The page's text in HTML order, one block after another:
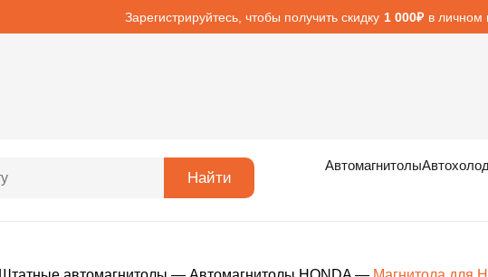
Зарегистрируйтесь, чтобы получить скидку 1 000₽ в личном
Найти
Автомагнитолы